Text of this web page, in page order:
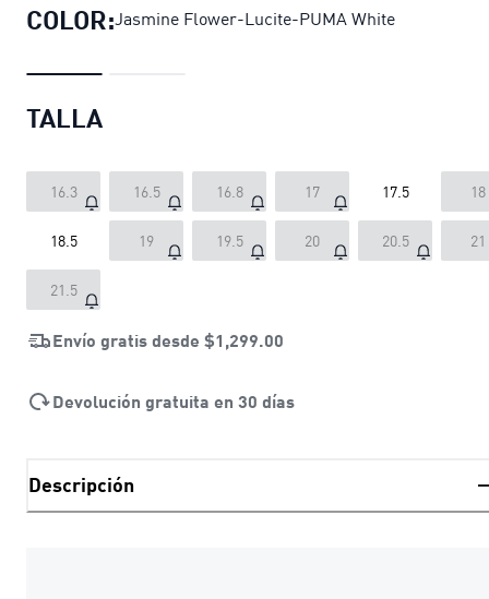
COLOR:Jasmine Flower-Lucite-PUMA White
TALLA
16.3 16.5 16.8 17 17.5 18
18.5 19 19.5 20 20.5 21
21.5
Envío gratis desde $1,299.00
Devolución gratuita en 30 días
Descripción